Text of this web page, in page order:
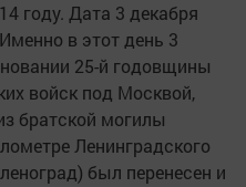
году. Дата 3 декабря
в этот день 3
25-й годовщины
войск под Москвой,
братской могилы
Ленинградского
был перенесен и